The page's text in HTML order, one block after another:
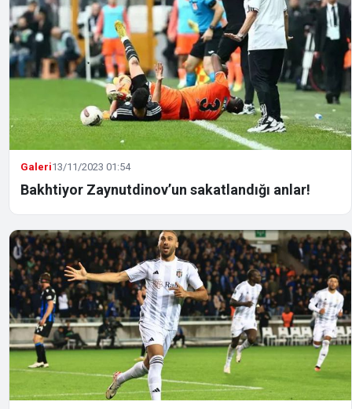
Galeri13/11/2023 01:54
Bakhtiyor Zaynutdinov’un sakatlandığı anlar!